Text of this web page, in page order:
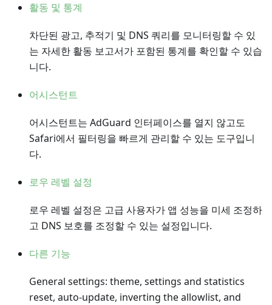
활동 및 통계
차단된 광고, 추적기 및 DNS 쿼리를 모니터링할 수 있
는 자세한 활동 보고서가 포함된 통계를 확인할 수 있습
니다.
어시스턴트
어시스턴트는 AdGuard 인터페이스를 열지 않고도
Safari에서 필터링을 빠르게 관리할 수 있는 도구입니
다.
로우 레벨 설정
로우 레벨 설정은 고급 사용자가 앱 성능을 미세 조정하
고 DNS 보호를 조정할 수 있는 설정입니다.
다른 기능
General settings: theme, settings and statistics
reset, auto-update, inverting the allowlist, and